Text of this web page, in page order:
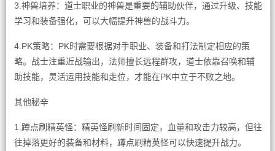
3.神兽培养：道士职业的神兽是重要的辅助伙伴，通过升级、技能
学习和装备强化，可以大幅提升神兽的战斗力。
4.PK策略：PK时需要根据对手职业、装备和打法制定相应的策
略。战士注重近战输出，法师擅长远程群攻，道士依靠召唤和辅
助技能，灵活运用技能和走位，才能在PK中立于不败之地。
其他秘辛
1.蹲点刷精英怪：精英怪刷新时间固定，血量和攻击力较高，但往
往掉落更好的装备和材料，蹲点刷精英怪可以快速提升战力。